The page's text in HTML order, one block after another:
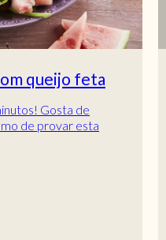
queijo feta
Gosta de
de provar esta